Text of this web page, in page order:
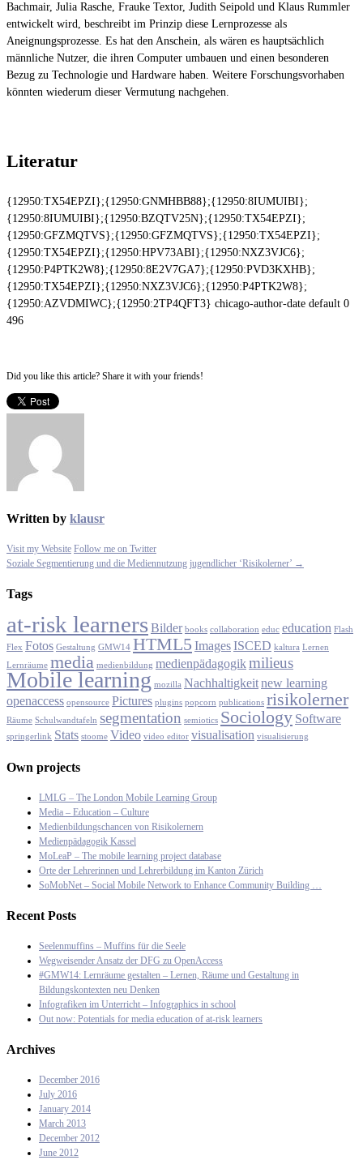
Bachmair, Julia Rasche, Frauke Textor, Judith Seipold und Klaus Rummler
entwickelt wird, beschreibt im Prinzip diese Lernprozesse als
Aneignungsprozesse. Es hat den Anschein, als wären es hauptsächlich
männliche Nutzer, die ihren Computer umbauen und einen besonderen
Bezug zu Technologie und Hardware haben. Weitere Forschungsvorhaben
könnten wiederum dieser Vermutung nachgehen.
Literatur
{12950:TX54EPZI};{12950:GNMHBB88};{12950:8IUMUIBI};
{12950:8IUMUIBI};{12950:BZQTV25N};{12950:TX54EPZI};
{12950:GFZMQTVS};{12950:GFZMQTVS};{12950:TX54EPZI};
{12950:TX54EPZI};{12950:HPV73ABI};{12950:NXZ3VJC6};
{12950:P4PTK2W8};{12950:8E2V7GA7};{12950:PVD3KXHB};
{12950:TX54EPZI};{12950:NXZ3VJC6};{12950:P4PTK2W8};
{12950:AZVDMIWC};{12950:2TP4QFT3} chicago-author-date default 0
496
Did you like this article? Share it with your friends!
Written by klausr
Visit my Website Follow me on Twitter
Soziale Segmentierung und die Mediennutzung jugendlicher ‘Risikolerner’ →
Tags
at-risk learnersBilder books collaboration educ education Flash
Flex Fotos Gestaltung GMW14 HTML5 ImagesISCED kaltura Lernen
Lernräume media medienbildung medienpädagogikmilieus
Mobile learning mozilla Nachhaltigkeitnew learning
openaccess opensource Pictures plugins popcorn publications risikolerner
Räume Schulwandtafeln segmentation semiotics Sociology Software
springerlink Stats stoome Video video editor visualisation visualisierung
Own projects
LMLG – The London Mobile Learning Group
Media – Education – Culture
Medienbildungschancen von Risikolernern
Medienpädagogik Kassel
MoLeaP – The mobile learning project database
Orte der Lehrerinnen und Lehrerbildung im Kanton Zürich
SoMobNet – Social Mobile Network to Enhance Community Building …
Recent Posts
Seelenmuffins – Muffins für die Seele
Wegweisender Ansatz der DFG zu OpenAccess
#GMW14: Lernräume gestalten – Lernen, Räume und Gestaltung in
Bildungskontexten neu Denken
Infografiken im Unterricht – Infographics in school
Out now: Potentials for media education of at-risk learners
Archives
December 2016
July 2016
January 2014
March 2013
December 2012
June 2012